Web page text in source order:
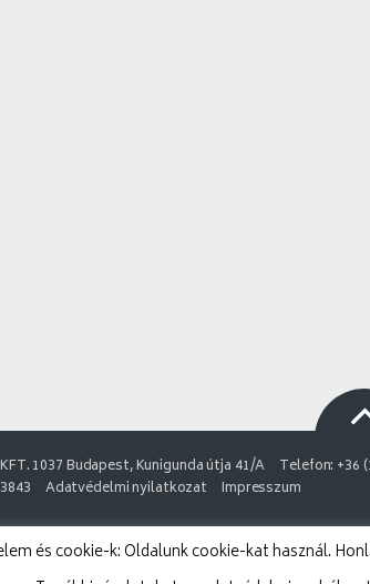
1037 Budapest, Kunigunda útja 41/A Telefon: +36
Adatvédelmi nyilatkozat Impresszum
és cookie-k: Oldalunk cookie-kat használ.